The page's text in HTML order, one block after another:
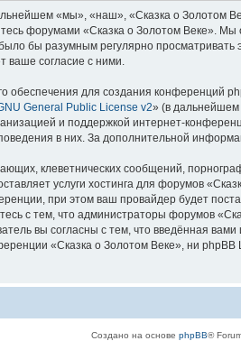
«мы», «наш», «Сказка о Золотом
форумами «Сказка о Золотом Веке».
бы разумным регулярно
ваше согласие с ними.
для создания конференций
General Public License v2» (в дальнейшем
и поддержкой интернет-
в них. За дополнительной
клеветнических сообщений,
услуги хостинга для форумов
при этом ваш провайдер будет
с тем, что администраторы форумов
вы согласны с тем, что введённая
«Сказка о Золотом Веке», ни phpBB
Создано на основе phpBB®